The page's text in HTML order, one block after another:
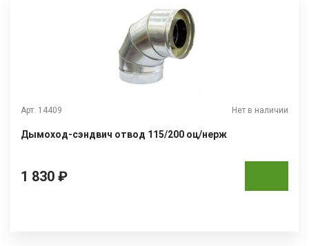
Арт. 14409 Нет в наличии
Дымоход-сэндвич отвод 115/200 оц/нерж
1 830 ₽